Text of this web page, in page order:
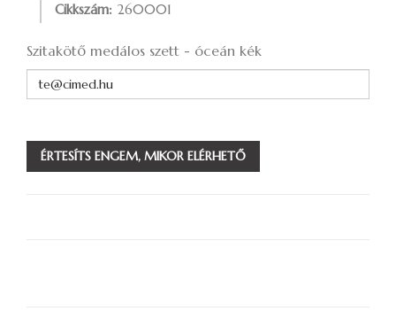
Cikkszám: 260001
Szitakötő medálos szett - óceán kék
ÉRTESÍTS ENGEM, MIKOR ELÉRHETŐ